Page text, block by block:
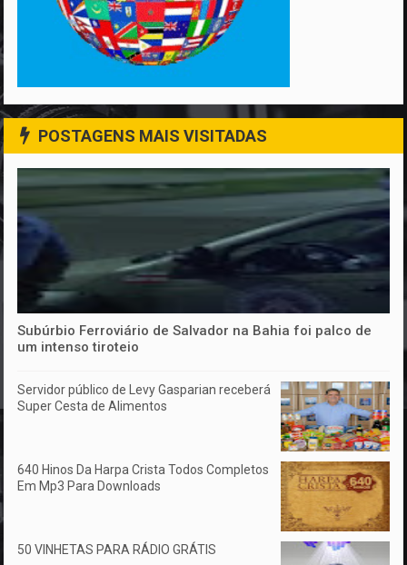
POSTAGENS MAIS VISITADAS
Subúrbio Ferroviário de Salvador na Bahia foi palco de
um intenso tiroteio
Servidor público de Levy Gasparian receberá
Super Cesta de Alimentos
640 Hinos Da Harpa Crista Todos Completos
Em Mp3 Para Downloads
50 VINHETAS PARA RÁDIO GRÁTIS